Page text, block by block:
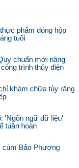
phẩm đóng hộp
tuổi
chuẩn mới nâng
trình thủy điện
khám chữa tủy răng
'Ngôn ngữ dữ liệu'
tuần hoàn
cúm Bảo Phương